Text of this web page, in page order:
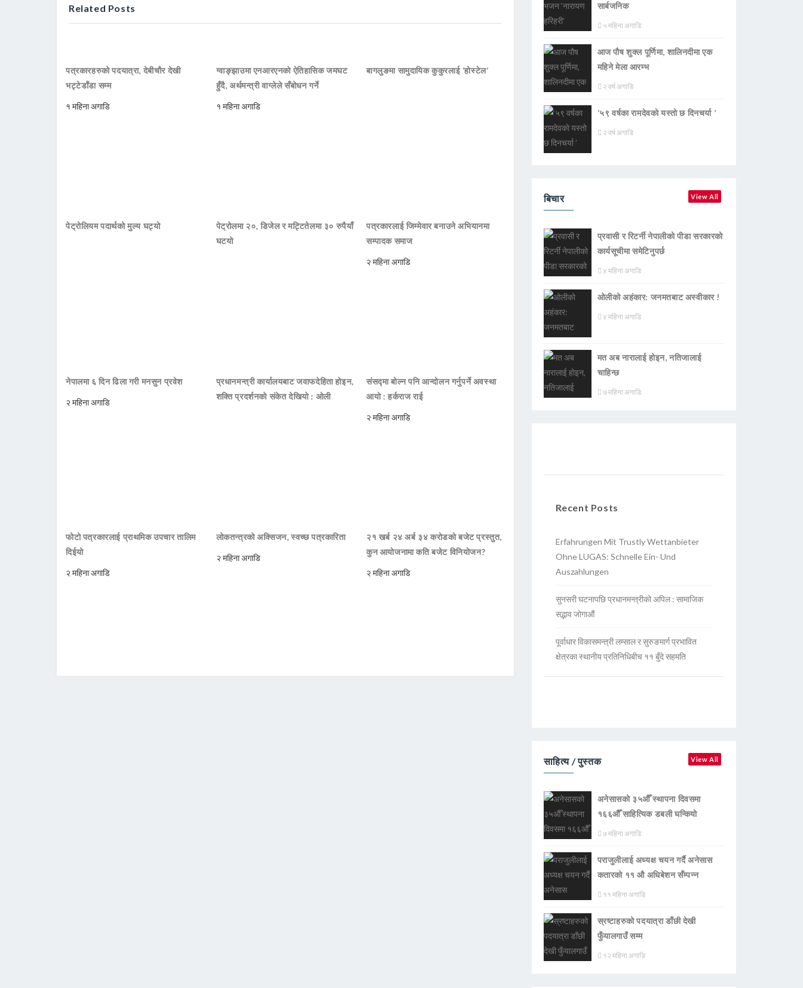
Related Posts
पत्रकारहरुको पदयात्रा, देबीचौर देखी
भट्टेडाँडा सम्म
१ महिना अगाडि
ग्वाङ्झाउमा एनआरएनको ऐतिहासिक जमघट
हुँदै, अर्थमन्त्री वाग्लेले सँबोधन गर्ने
१ महिना अगाडि
बागलुङमा सामुदायिक कुकुरलाई ‘होस्टेल’
पेट्रोलियम पदार्थको मुल्य घट्यो
पेट्रोलमा २०, डिजेल र मट्टितेलमा ३० रुपैयाँ
घटयो
पत्रकारलाई जिम्मेवार बनाउने अभियानमा
सम्पादक समाज
२ महिना अगाडि
नेपालमा ६ दिन ढिला गरी मनसुन प्रवेश
२ महिना अगाडि
प्रधानमन्त्री कार्यालयबाट जवाफदेहिता होइन,
शक्ति प्रदर्शनको संकेत देखियो : ओली
संसद्मा बोल्न पनि आन्दोलन गर्नुपर्ने अवस्था
आयो : हर्कराज राई
२ महिना अगाडि
फोटो पत्रकारलाई प्राथमिक उपचार तालिम
दिईयो
२ महिना अगाडि
लोकतन्त्रको अक्सिजन, स्वच्छ पत्रकारिता
२ महिना अगाडि
२१ खर्ब २४ अर्ब ३४ करोडको बजेट प्रस्तुत,
कुन आयोजनामा कति बजेट विनियोजन?
२ महिना अगाडि
सार्बजनिक
५ महिना अगाडि
आज पौष शुक्ल पूर्णिमा, शालिनदीमा एक
महिने मेला आरम्भ
२ वर्ष अगाडि
‘५९ वर्षका रामदेवकाे यस्ताे छ दिनचर्या ’
२ वर्ष अगाडि
बिचार View All
प्रवासी र रिटर्नी नेपालीको पीडा सरकारको
कार्यसूचीमा समेटिनुपर्छ
४ महिना अगाडि
ओलीको अहंकार: जनमतबाट अस्वीकार !
४ महिना अगाडि
मत अब नारालाई होइन, नतिजालाई
चाहिन्छ
७ महिना अगाडि
Recent Posts
Erfahrungen Mit Trustly Wettanbieter
Ohne LUGAS: Schnelle Ein- Und
Auszahlungen
सुनसरी घटनापछि प्रधानमन्त्रीको अपिल : सामाजिक
सद्भाव जोगाऔं
पूर्वाधार विकासमन्त्री लम्साल र सुरुङमार्ग प्रभावित
क्षेत्रका स्थानीय प्रतिनिधिबीच ११ बुँदे सहमति
साहित्य / पुस्तक View All
अनेसासको ३५औँ स्थापना दिवसमा
१६६औँ साहित्यिक डबली घन्कियाे
७ महिना अगाडि
पराजुलीलाई अध्यक्ष चयन गर्दै अनेसास
कतारको ११ औ अधिबेशन सँम्पन्न
११ महिना अगाडि
स्रष्टाहरुको पदयात्रा डाँछी देखी
फुँयालगाउँ सम्म
१२ महिना अगाडि